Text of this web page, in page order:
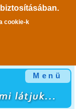
cookie-k
Menü